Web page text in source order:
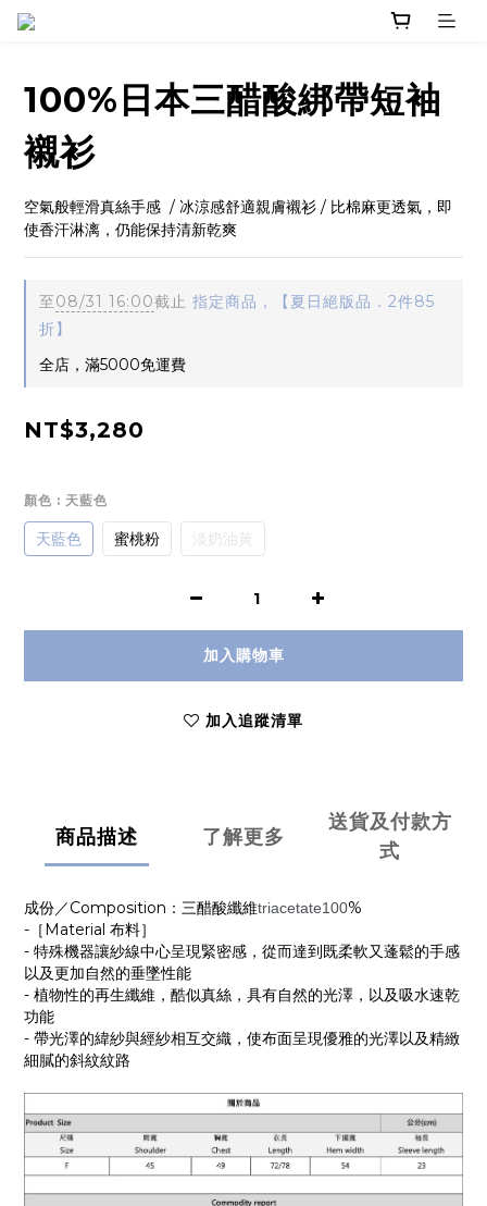
100%日本三醋酸綁帶短袖
襯衫
空氣般輕滑真絲手感  / 冰涼感舒適親膚襯衫 / 比棉麻更透氣，即
使香汗淋漓，仍能保持清新乾爽
至08/31 16:00截止 指定商品，【夏日絕版品．2件85
折】
全店，滿5000免運費
NT$3,280
顏色 : 天藍色
天藍色 蜜桃粉 淡奶油黃
加入購物車
加入追蹤清單
商品描述 了解更多
送貨及付款方
式
成份／Composition：三醋酸纖維triacetate100%
-［Material 布料］
- 特殊機器讓紗線中心呈現緊密感，從而達到既柔軟又蓬鬆的手感
以及更加自然的垂墜性能
- 植物性的再生纖維，酷似真絲，具有自然的光澤，以及吸水速乾
功能
- 帶光澤的緯紗與經紗相互交織，使布面呈現優雅的光澤以及精緻
細膩的斜紋紋路